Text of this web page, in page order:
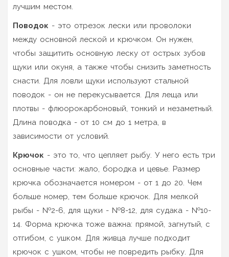
лучшим местом.
Поводок - это отрезок лески или проволоки
между основной леской и крючком. Он нужен,
чтобы защитить основную леску от острых зубов
щуки или окуня, а также чтобы снизить заметность
снасти. Для ловли щуки используют стальной
поводок - он не перекусывается. Для леща или
плотвы - флюорокарбоновый, тонкий и незаметный.
Длина поводка - от 10 см до 1 метра, в
зависимости от условий.
Крючок - это то, что цепляет рыбу. У него есть три
основные части: жало, бородка и цевье. Размер
крючка обозначается номером - от 1 до 20. Чем
больше номер, тем больше крючок. Для мелкой
рыбы - №2-6, для щуки - №8-12, для судака - №10-
14. Форма крючка тоже важна: прямой, загнутый, с
отгибом, с ушком. Для живца лучше подходит
крючок с ушком, чтобы не повредить рыбку. Для